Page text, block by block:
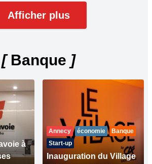
Afficher plus
[Banque ]
à
Annecy économie
Banque
Start-up
Inauguration du Village